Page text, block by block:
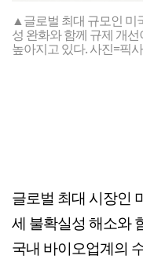
▲글로벌 최대 규모인 미
성 완화와 함께 규제 개
높아지고 있다. 사진=픽
글로벌 최대 시장인
세 불확실성 해소와
국내 바이오업계의